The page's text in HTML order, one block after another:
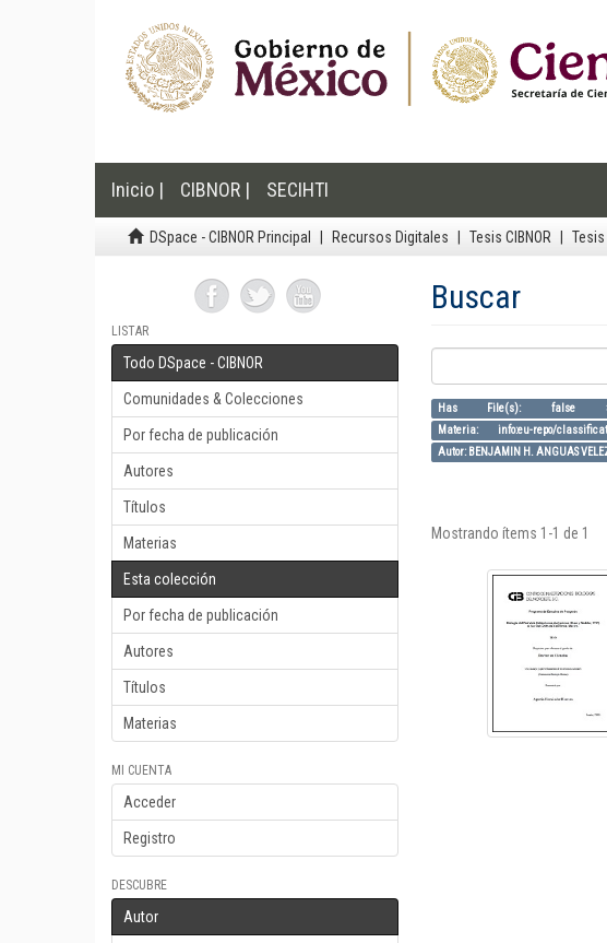
Inicio | CIBNOR | SECIHTI
DSpace - CIBNOR Principal Recursos Digitales Tesis CIBNOR
LISTAR
Todo DSpace - CIBNOR
Comunidades & Colecciones
Por fecha de publicación
Autores
Títulos
Materias
Esta colección
Por fecha de publicación
Autores
Títulos
Materias
MI CUENTA
Acceder
Registro
DESCUBRE
Autor
Buscar
Has File(s): false
Materia: info:eu-repo/
Autor: BENJAMIN H. ANGUAS
Mostrando ítems 1-1 de 1